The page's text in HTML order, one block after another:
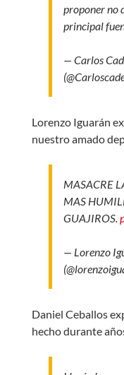
proponer no
principal
— Carlos
Lorenzo Iguarán
nuestro amado
MASACRE
MAS
GUAJIROS.
— Lorenzo
Daniel Ceballos
hecho durante